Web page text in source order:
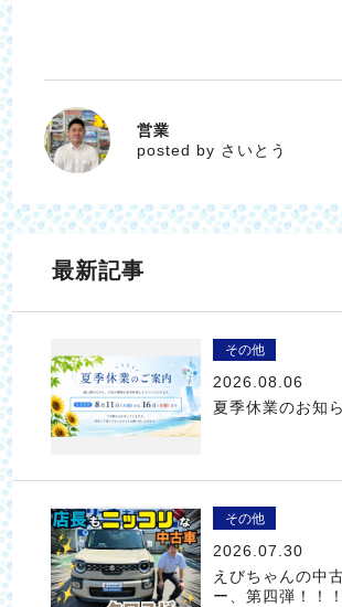
さいとう
営業
posted by さいとう
最新記事
その他
2026.08.06
夏季休業のお知ら
その他
2026.07.30
えびちゃんの中
ー、第四弾！！！